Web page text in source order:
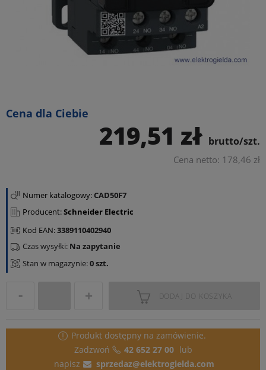
Cena dla Ciebie
219,51 zł brutto/szt.
Cena netto: 178,46 zł
Numer katalogowy:CAD50F7
Producent:Schneider Electric
Kod EAN:3389110402940
Stan w magazynie:0 szt.
Czas wysyłki: Na zapytanie
DODAJ DO KOSZYKA
Produkt dostępny na zamówienie.
Zadzwoń
42 652 27 00 lub
napisz
sprzedaz@elektrogielda.com